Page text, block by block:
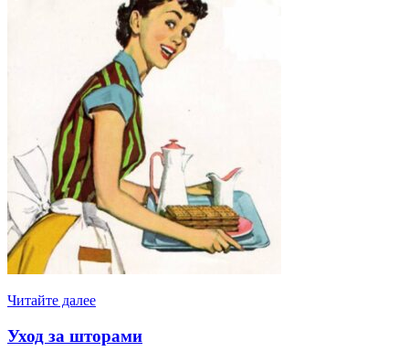
Читайте далее
Уход за шторами